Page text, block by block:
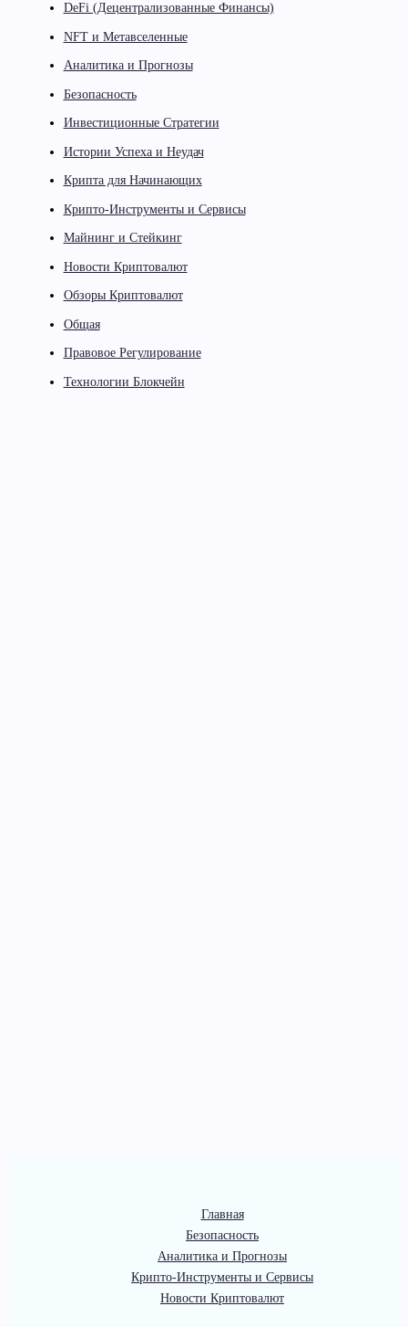
DeFi (Децентрализованные Финансы)
NFT и Метавселенные
Аналитика и Прогнозы
Безопасность
Инвестиционные Стратегии
Истории Успеха и Неудач
Крипта для Начинающих
Крипто-Инструменты и Сервисы
Майнинг и Стейкинг
Новости Криптовалют
Обзоры Криптовалют
Общая
Правовое Регулирование
Технологии Блокчейн
Главная
Безопасность
Аналитика и Прогнозы
Крипто-Инструменты и Сервисы
Новости Криптовалют